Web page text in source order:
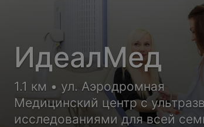
ИдеалМед
1.1 км • ул. Аэродромная
Медицинский центр с
исследованиями для всей